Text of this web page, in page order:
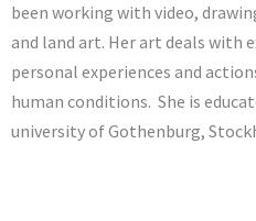
been working with video,
and land art. Her art deals with
personal experiences and
human conditions. She is
university of Gothenburg,